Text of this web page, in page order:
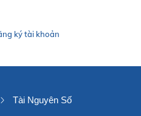
ký tài khoản
Tài Nguyên Số